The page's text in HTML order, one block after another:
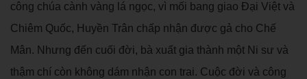
công chúa cành vàng lá ngọc, vì mối bang giao Đại Việt và
Chiêm Quốc, Huyền Trân chấp nhận được gả cho Chế
Mân. Nhưng đến cuối đời, bà xuất gia thành một Ni sư và
thậm chí còn không dám nhận con trai. Cuộc đời và công